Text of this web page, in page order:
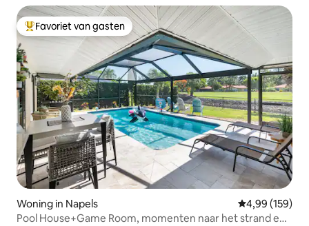
Topfavoriet van gasten
Favoriet van gasten
Woning in Napels Gemiddelde
4,99 (159)
Pool House+Game Room, momenten naar het strand en